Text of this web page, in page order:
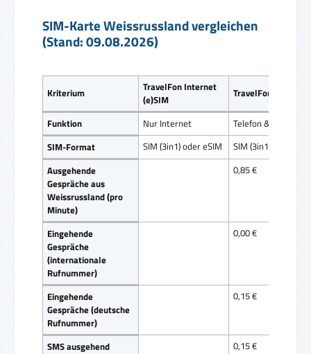
SIM-Karte Weissrussland vergleichen
(Stand: 09.08.2026)
Kriterium
TravelFon Internet
(e)SIM
TravelFon Direct
Funktion Nur Internet
Telefon & Internet
SIM-Format
SIM (3in1) oder eSIM
SIM (3in1)
Ausgehende
Gespräche aus
Weissrussland (pro
Minute)
0,85 €
Eingehende
Gespräche
(internationale
Rufnummer)
0,00 €
Eingehende
Gespräche (deutsche
Rufnummer)
0,15 €
SMS ausgehend
0,15 €